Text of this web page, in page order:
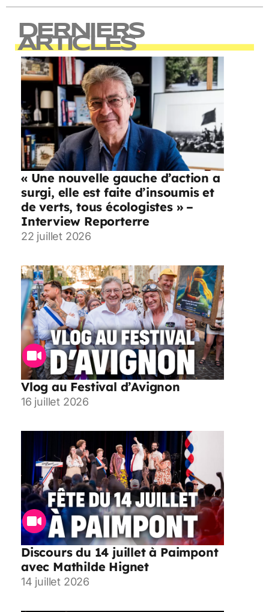
DERNIERS
ARTICLES
« Une nouvelle gauche d’action a
surgi, elle est faite d’insoumis et
de verts, tous écologistes » –
Interview Reporterre
22 juillet 2026
Vlog au Festival d’Avignon
16 juillet 2026
Discours du 14 juillet à Paimpont
avec Mathilde Hignet
14 juillet 2026